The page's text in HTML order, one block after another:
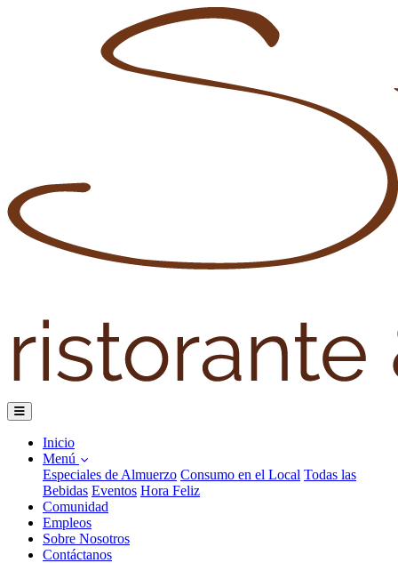
Inicio
Menú
Especiales de Almuerzo Consumo en el Local Todas las
Bebidas Eventos Hora Feliz
Comunidad
Empleos
Sobre Nosotros
Contáctanos